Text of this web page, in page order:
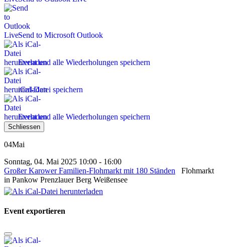
Send to Microsoft Outlook
Event und alle Wiederholungen speichern
iCal-Datei speichern
Event und alle Wiederholungen speichern
Schliessen
04Mai
Sonntag, 04. Mai 2025 10:00 - 16:00
Großer Karower Familien-Flohmarkt mit 180 Ständen Flohmarkt
in Pankow Prenzlauer Berg Weißensee
Event exportieren